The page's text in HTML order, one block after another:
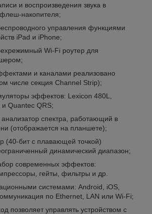
и воспроизведения звука в
накопителя;
управления функциями
iPad и iPhone;
Wi-Fi роутер для
и каналами реализовано
числе секция Channel Strip);
эффектов: Lexicon 480L,
Quantec QRS;
спектра, работающий в
(отображается на планшете);
(40-бит с плавающей точкой)
динамический диапазон;
современных эффектов:
гейты, фильтры и др.
системами: Android, iOS,
по Ethernet, LAN или Wi-Fi;
позволяет управлять устройством с